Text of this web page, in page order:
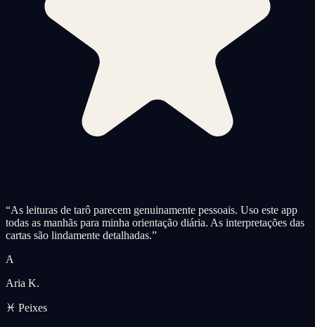
“As leituras de tarô parecem genuinamente pessoais. Uso este app
todas as manhãs para minha orientação diária. As interpretações das
cartas são lindamente detalhadas.”
A
Aria K.
♓ Peixes